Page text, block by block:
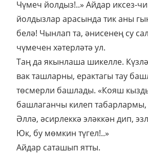
Чүмеч йолдыз!..» Айдар иксез-
йолдызлар арасында тик аны
белә! Чынлап та, әнисенең су
чүмечен хәтерләтә ул.
Таң да якынлаша шикелле.
вак ташларны, ерактагы тау
төсмерли башлады. «Кояш
башлаганчы килеп
Әллә, әсирлеккә эләккән дип,
Юк, бу мөмкин түгел!..»
Айдар саташып ятты.